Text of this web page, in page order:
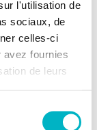
l'utilisation de
sociaux, de
celles-ci
avez fournies
de leurs